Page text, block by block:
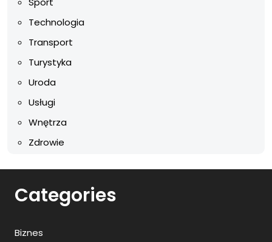
Technologia
Transport
Turystyka
Uroda
Usługi
Wnętrza
Zdrowie
Categories
Biznes